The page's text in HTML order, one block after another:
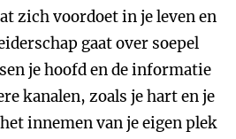
zich voordoet in je leven en
gaat over soepel
je hoofd en de informatie
kanalen, zoals je hart en je
innemen van je eigen plek